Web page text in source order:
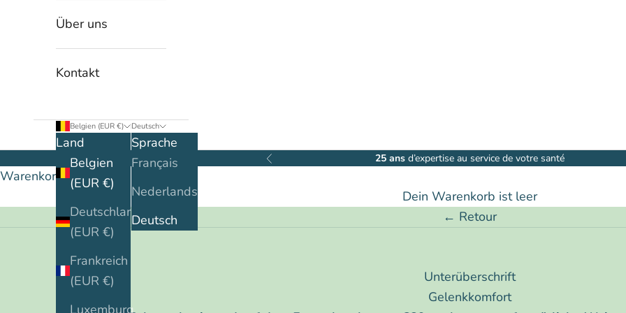
Über uns
Kontakt
Belgien (EUR €)
Land
Belgien
(EUR €)
Deutschland
(EUR €)
Frankreich
(EUR €)
Luxemburg
Deutsch
Sprache
Français
Nederlands
Deutsch
Zurück 25 ansd’expertise au service de votre santé
Warenkorb
Dein Warenkorb ist leer
← Retour
Unterüberschrift
Gelenkkomfort